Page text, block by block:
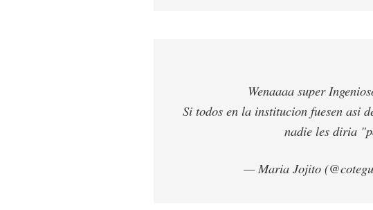
Wenaaaa super
Si todos en la institucion fuesen asi
nadie les diria
— Maria Jojito